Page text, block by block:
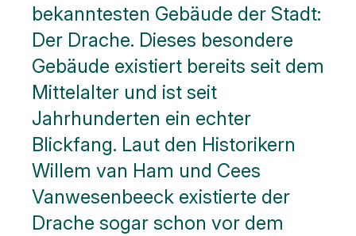
bekanntesten Gebäude der Stadt:
Der Drache. Dieses besondere
Gebäude existiert bereits seit dem
Mittelalter und ist seit
Jahrhunderten ein echter
Blickfang. Laut den Historikern
Willem van Ham und Cees
Vanwesenbeeck existierte der
Drache sogar schon vor dem